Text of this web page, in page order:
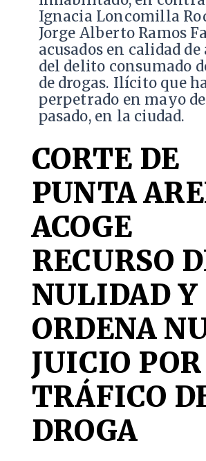
Ignacia Loncomilla
Jorge Alberto Ramos
acusados en calidad
del delito consumado
de drogas. Ilícito que
perpetrado en mayo
pasado, en la ciudad.
CORTE DE
PUNTA
ACOGE
RECURSO
NULIDAD Y
ORDENA
JUICIO POR
TRÁFICO
DROGA